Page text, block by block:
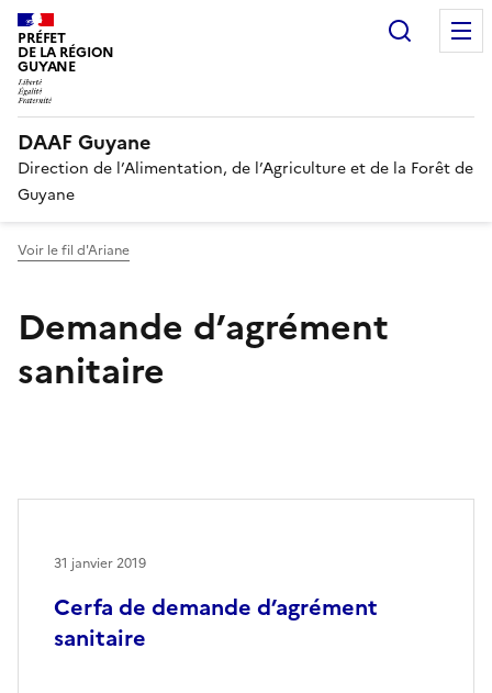
PRÉFET
DE LA RÉGION
GUYANE
DAAF Guyane
Direction de l’Alimentation, de l’Agriculture et de la Forêt de
Guyane
Voir le fil d'Ariane
Demande d’agrément
sanitaire
Cerfa de demande d’agrément
sanitaire
31 janvier 2019